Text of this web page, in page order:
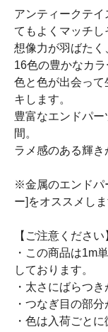
アンティークテ
てもよくマッチ
想像力が羽ばたく
16色の豊かなカラ
色と色が出会って
キします。
豊富なエンドパ
間。
ラメ感のある輝き
※金属のエンドパ
ー]をオススメしま
【ご注意ください
・この商品は1m
しております。
・太さにばらつき
・つなぎ目の部分
・色は入荷ごと